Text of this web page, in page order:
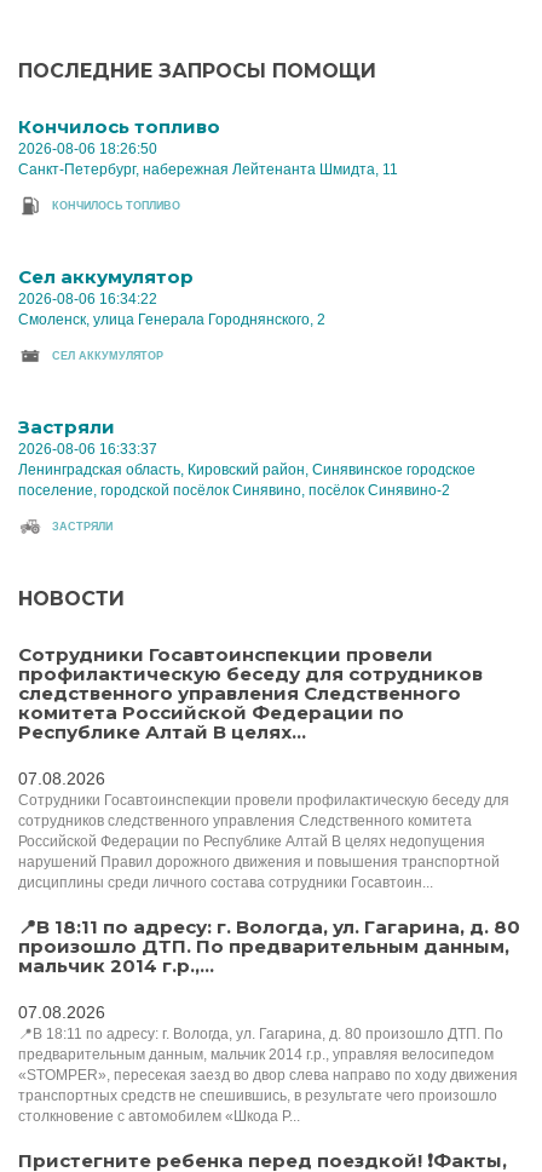
ПОСЛЕДНИЕ ЗАПРОСЫ ПОМОЩИ
Кончилось топливо
2026-08-06 18:26:50
Санкт-Петербург, набережная Лейтенанта Шмидта, 11
КОНЧИЛОСЬ ТОПЛИВО
Cел аккумулятор
2026-08-06 16:34:22
Смоленск, улица Генерала Городнянского, 2
CЕЛ АККУМУЛЯТОР
Застряли
2026-08-06 16:33:37
Ленинградская область, Кировский район, Синявинское городское
поселение, городской посёлок Синявино, посёлок Синявино-2
ЗАСТРЯЛИ
НОВОСТИ
Сотрудники Госавтоинспекции провели
профилактическую беседу для сотрудников
следственного управления Следственного
комитета Российской Федерации по
Республике Алтай В целях...
07.08.2026
Сотрудники Госавтоинспекции провели профилактическую беседу для
сотрудников следственного управления Следственного комитета
Российской Федерации по Республике Алтай В целях недопущения
нарушений Правил дорожного движения и повышения транспортной
дисциплины среди личного состава сотрудники Госавтоин...
📍В 18:11 по адресу: г. Вологда, ул. Гагарина, д. 80
произошло ДТП. По предварительным данным,
мальчик 2014 г.р.,...
07.08.2026
📍В 18:11 по адресу: г. Вологда, ул. Гагарина, д. 80 произошло ДТП. По
предварительным данным, мальчик 2014 г.р., управляя велосипедом
«STOMPER», пересекая заезд во двор слева направо по ходу движения
транспортных средств не спешившись, в результате чего произошло
столкновение с автомобилем «Шкода Р...
Пристегните ребенка перед поездкой! ❗Факты,